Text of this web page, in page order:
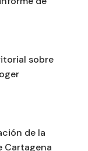
sobre
de la
Cartagena